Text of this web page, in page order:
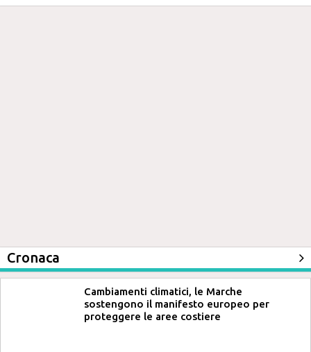
Cronaca
Cambiamenti climatici, le Marche
sostengono il manifesto europeo per
proteggere le aree costiere